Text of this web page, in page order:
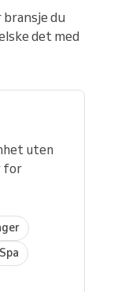
du
det med
uten
for
Spa